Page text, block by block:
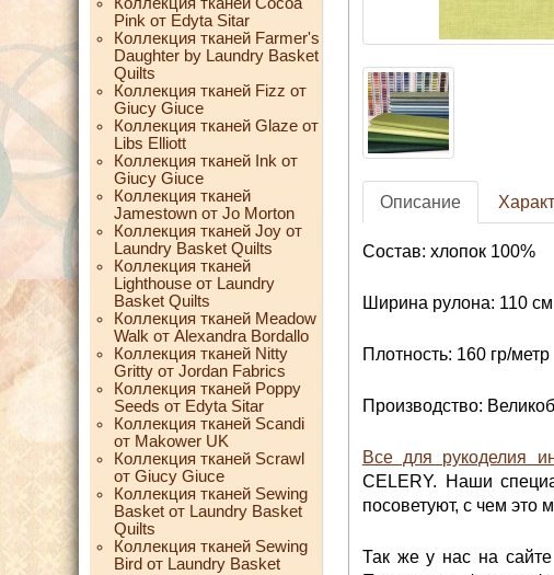
Pink от Edyta Sitar
Коллекция тканей Farmer's
Daughter by Laundry Basket
Quilts
Коллекция тканей Fizz от
Giucy Giuce
Коллекция тканей Glaze от
Libs Elliott
Коллекция тканей Ink от
Giucy Giuce
Коллекция тканей
Jamestown от Jo Morton
Коллекция тканей Joy от
Laundry Basket Quilts
Коллекция тканей
Lighthouse от Laundry
Basket Quilts
Коллекция тканей Meadow
Walk от Alexandra Bordallo
Коллекция тканей Nitty
Gritty от Jordan Fabrics
Коллекция тканей Poppy
Seeds от Edyta Sitar
Коллекция тканей Scandi
от Makower UK
Коллекция тканей Scrawl
от Giucy Giuce
Коллекция тканей Sewing
Basket от Laundry Basket
Quilts
Коллекция тканей Sewing
Bird от Laundry Basket
Описание
Состав: хлопок 100%
Ширина рулона: 110 см
Плотность: 160 гр/метр
Производство:
Все для рукоделия
CELERY. Наши
посоветуют, с чем это
Так же у нас на